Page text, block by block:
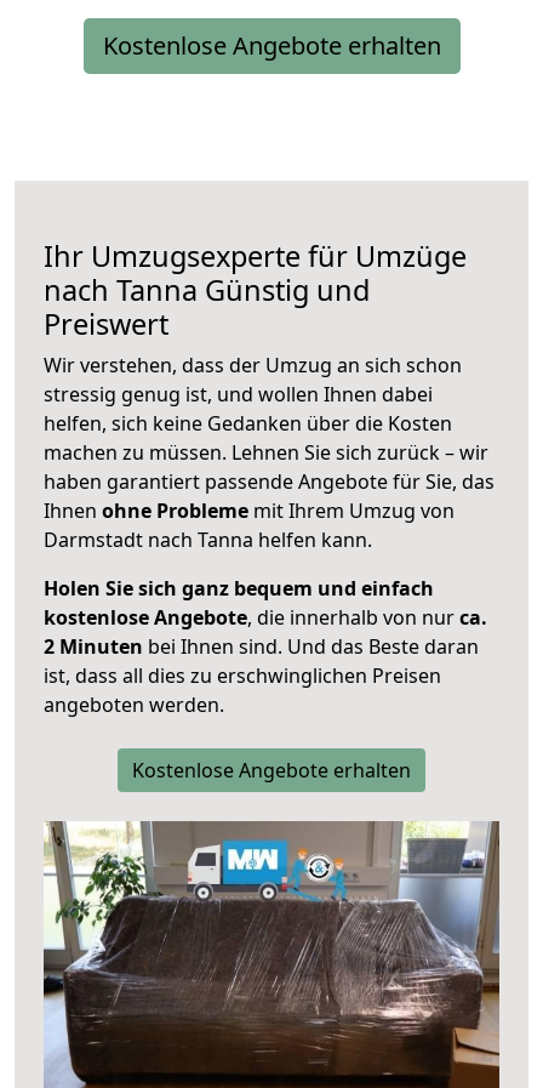
Kostenlose Angebote erhalten
Ihr Umzugsexperte für Umzüge
nach Tanna Günstig und
Preiswert
Wir verstehen, dass der Umzug an sich schon
stressig genug ist, und wollen Ihnen dabei
helfen, sich keine Gedanken über die Kosten
machen zu müssen. Lehnen Sie sich zurück – wir
haben garantiert passende Angebote für Sie, das
Ihnen ohne Probleme mit Ihrem Umzug von
Darmstadt nach Tanna helfen kann.
Holen Sie sich ganz bequem und einfach
kostenlose Angebote, die innerhalb von nurca.
2 Minuten bei Ihnen sind. Und das Beste daran
ist, dass all dies zu erschwinglichen Preisen
angeboten werden.
Kostenlose Angebote erhalten